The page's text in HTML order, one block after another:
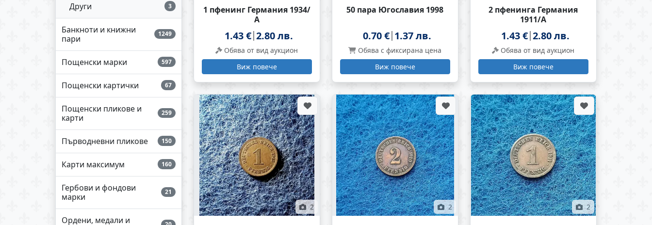
Други 3
Банкноти и книжни
пари
1249
Пощенски марки 597
Пощенски картички 67
Пощенски пликове и
карти
259
Първодневни пликове 150
Карти максимум 160
Гербови и фондови
марки
21
Ордени, медали и
1 пфенинг Германия 1934/
А
1.43 € 2.80 лв.
Обява от вид аукцион
Виж повече
50 пара Югославия 1998
0.70 € 1.37 лв.
Обява с фиксирана цена
Виж повече
2 пфенинга Германия
1911/А
1.43 € 2.80 лв.
Обява от вид аукцион
Виж повече
2 2 2